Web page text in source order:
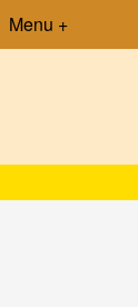
Menu +